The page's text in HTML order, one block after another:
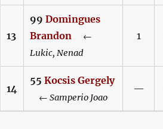
13
99 Domingues
Brandon
←
Lukic, Nenad
1
14
55 Kocsis Gergely
← Samperio Joao
—